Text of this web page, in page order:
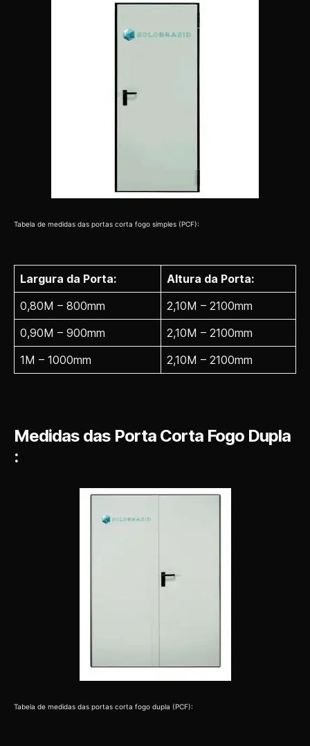
Tabela de medidas das portas corta fogo simples (PCF):
Largura da Porta:
Altura da Porta:
0,80M – 800mm
2,10M – 2100mm
0,90M – 900mm
2,10M – 2100mm
1M – 1000mm
2,10M – 2100mm
Medidas das Porta Corta Fogo Dupla
:
Tabela de medidas das portas corta fogo dupla (PCF):